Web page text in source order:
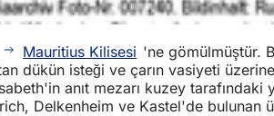
Mauritius Kilisesi 'ne gömülmüştür.
dükün isteği ve çarın vasiyeti
anıt mezarı kuzey tarafındaki
Delkenheim ve Kastel'de bulunan